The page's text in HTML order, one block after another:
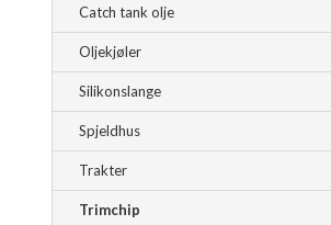
Catch tank olje
Oljekjøler
Silikonslange
Spjeldhus
Trakter
Trimchip